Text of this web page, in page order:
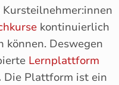
kontinuierlich
können. Deswegen
Lernplattform
Die Plattform ist ein